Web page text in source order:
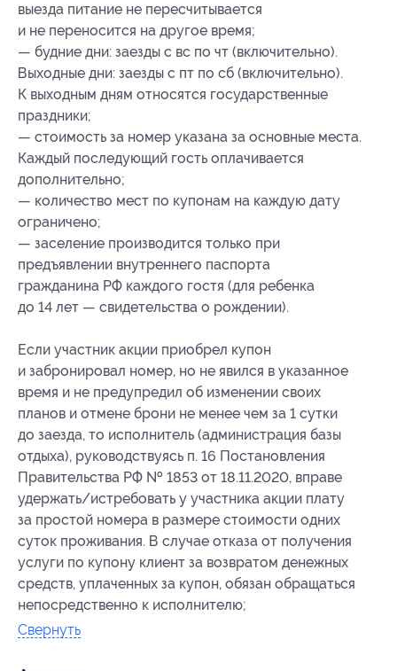
выезда питание не пересчитывается
и не переносится на другое время;
— будние дни: заезды с вс по чт (включительно).
Выходные дни: заезды с пт по сб (включительно).
К выходным дням относятся государственные
праздники;
— стоимость за номер указана за основные места.
Каждый последующий гость оплачивается
дополнительно;
— количество мест по купонам на каждую дату
ограничено;
— заселение производится только при
предъявлении внутреннего паспорта
гражданина РФ каждого гостя (для ребенка
до 14 лет — свидетельства о рождении).
Если участник акции приобрел купон
и забронировал номер, но не явился в указанное
время и не предупредил об изменении своих
планов и отмене брони не менее чем за 1 сутки
до заезда, то исполнитель (администрация базы
отдыха), руководствуясь п. 16 Постановления
Правительства РФ № 1853 от 18.11.2020, вправе
удержать/истребовать у участника акции плату
за простой номера в размере стоимости одних
суток проживания. В случае отказа от получения
услуги по купону клиент за возвратом денежных
средств, уплаченных за купон, обязан обращаться
непосредственно к исполнителю;
Свернуть